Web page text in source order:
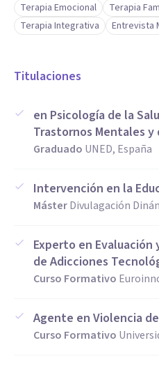
Terapia Emocional
Terapia
Terapia Integrativa
Entrevista
Titulaciones
en Psicología de la
Trastornos Mentales
Graduado UNED, España
Intervención en la
MásterDivulagación
Experto en
de Adicciones
Curso Formativo
Agente en Violencia
Curso Formativo